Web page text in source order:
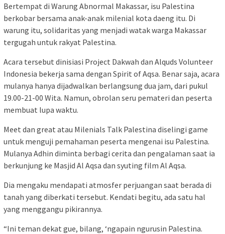
Bertempat di Warung Abnormal Makassar, isu Palestina
berkobar bersama anak-anak milenial kota daeng itu. Di
warung itu, solidaritas yang menjadi watak warga Makassar
tergugah untuk rakyat Palestina.
Acara tersebut dinisiasi Project Dakwah dan Alquds Volunteer
Indonesia bekerja sama dengan Spirit of Aqsa. Benar saja, acara
mulanya hanya dijadwalkan berlangsung dua jam, dari pukul
19.00-21-00 Wita. Namun, obrolan seru pemateri dan peserta
membuat lupa waktu.
Meet dan great atau Milenials Talk Palestina diselingi game
untuk menguji pemahaman peserta mengenai isu Palestina.
Mulanya Adhin diminta berbagi cerita dan pengalaman saat ia
berkunjung ke Masjid Al Aqsa dan syuting film Al Aqsa.
Dia mengaku mendapati atmosfer perjuangan saat berada di
tanah yang diberkati tersebut. Kendati begitu, ada satu hal
yang menggangu pikirannya.
“Ini teman dekat gue, bilang, ‘ngapain ngurusin Palestina.